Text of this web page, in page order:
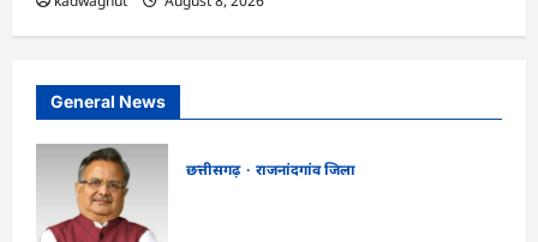
General News
छत्तीसगढ़
राजनांदगांव जिला